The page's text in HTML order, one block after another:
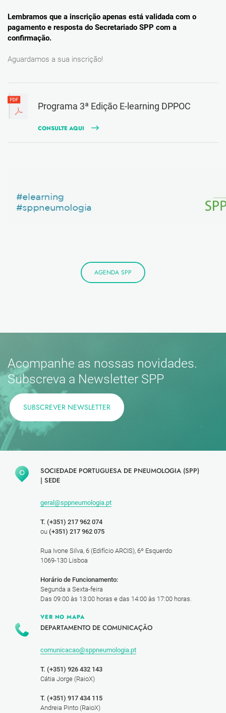
Lembramos que a inscrição apenas está validada com o
pagamento e resposta do Secretariado SPP com a
confirmação.
Aguardamos a sua inscrição!
Programa 3ª Edição E-learning DPPOC
CONSULTE AQUI
AGENDA SPP
Acompanhe as nossas novidades.
Subscreva a Newsletter SPP
SUBSCREVER NEWSLETTER
SOCIEDADE PORTUGUESA DE PNEUMOLOGIA (SPP)
| SEDE
geral@sppneumologia.pt
T. (+351) 217 962 074
ou (+351) 217 962 075
Rua Ivone Silva, 6 (Edifício ARCIS), 6º Esquerdo
1069-130 Lisboa
Horário de Funcionamento:
Segunda a Sexta-feira
Das 09:00 às 13:00 horas e das 14:00 às 17:00 horas.
VER NO MAPA
DEPARTAMENTO DE COMUNICAÇÃO
comunicacao@sppneumologia.pt
T. (+351) 926 432 143
Cátia Jorge (RaioX)
T. (+351) 917 434 115
Andreia Pinto (RaioX)